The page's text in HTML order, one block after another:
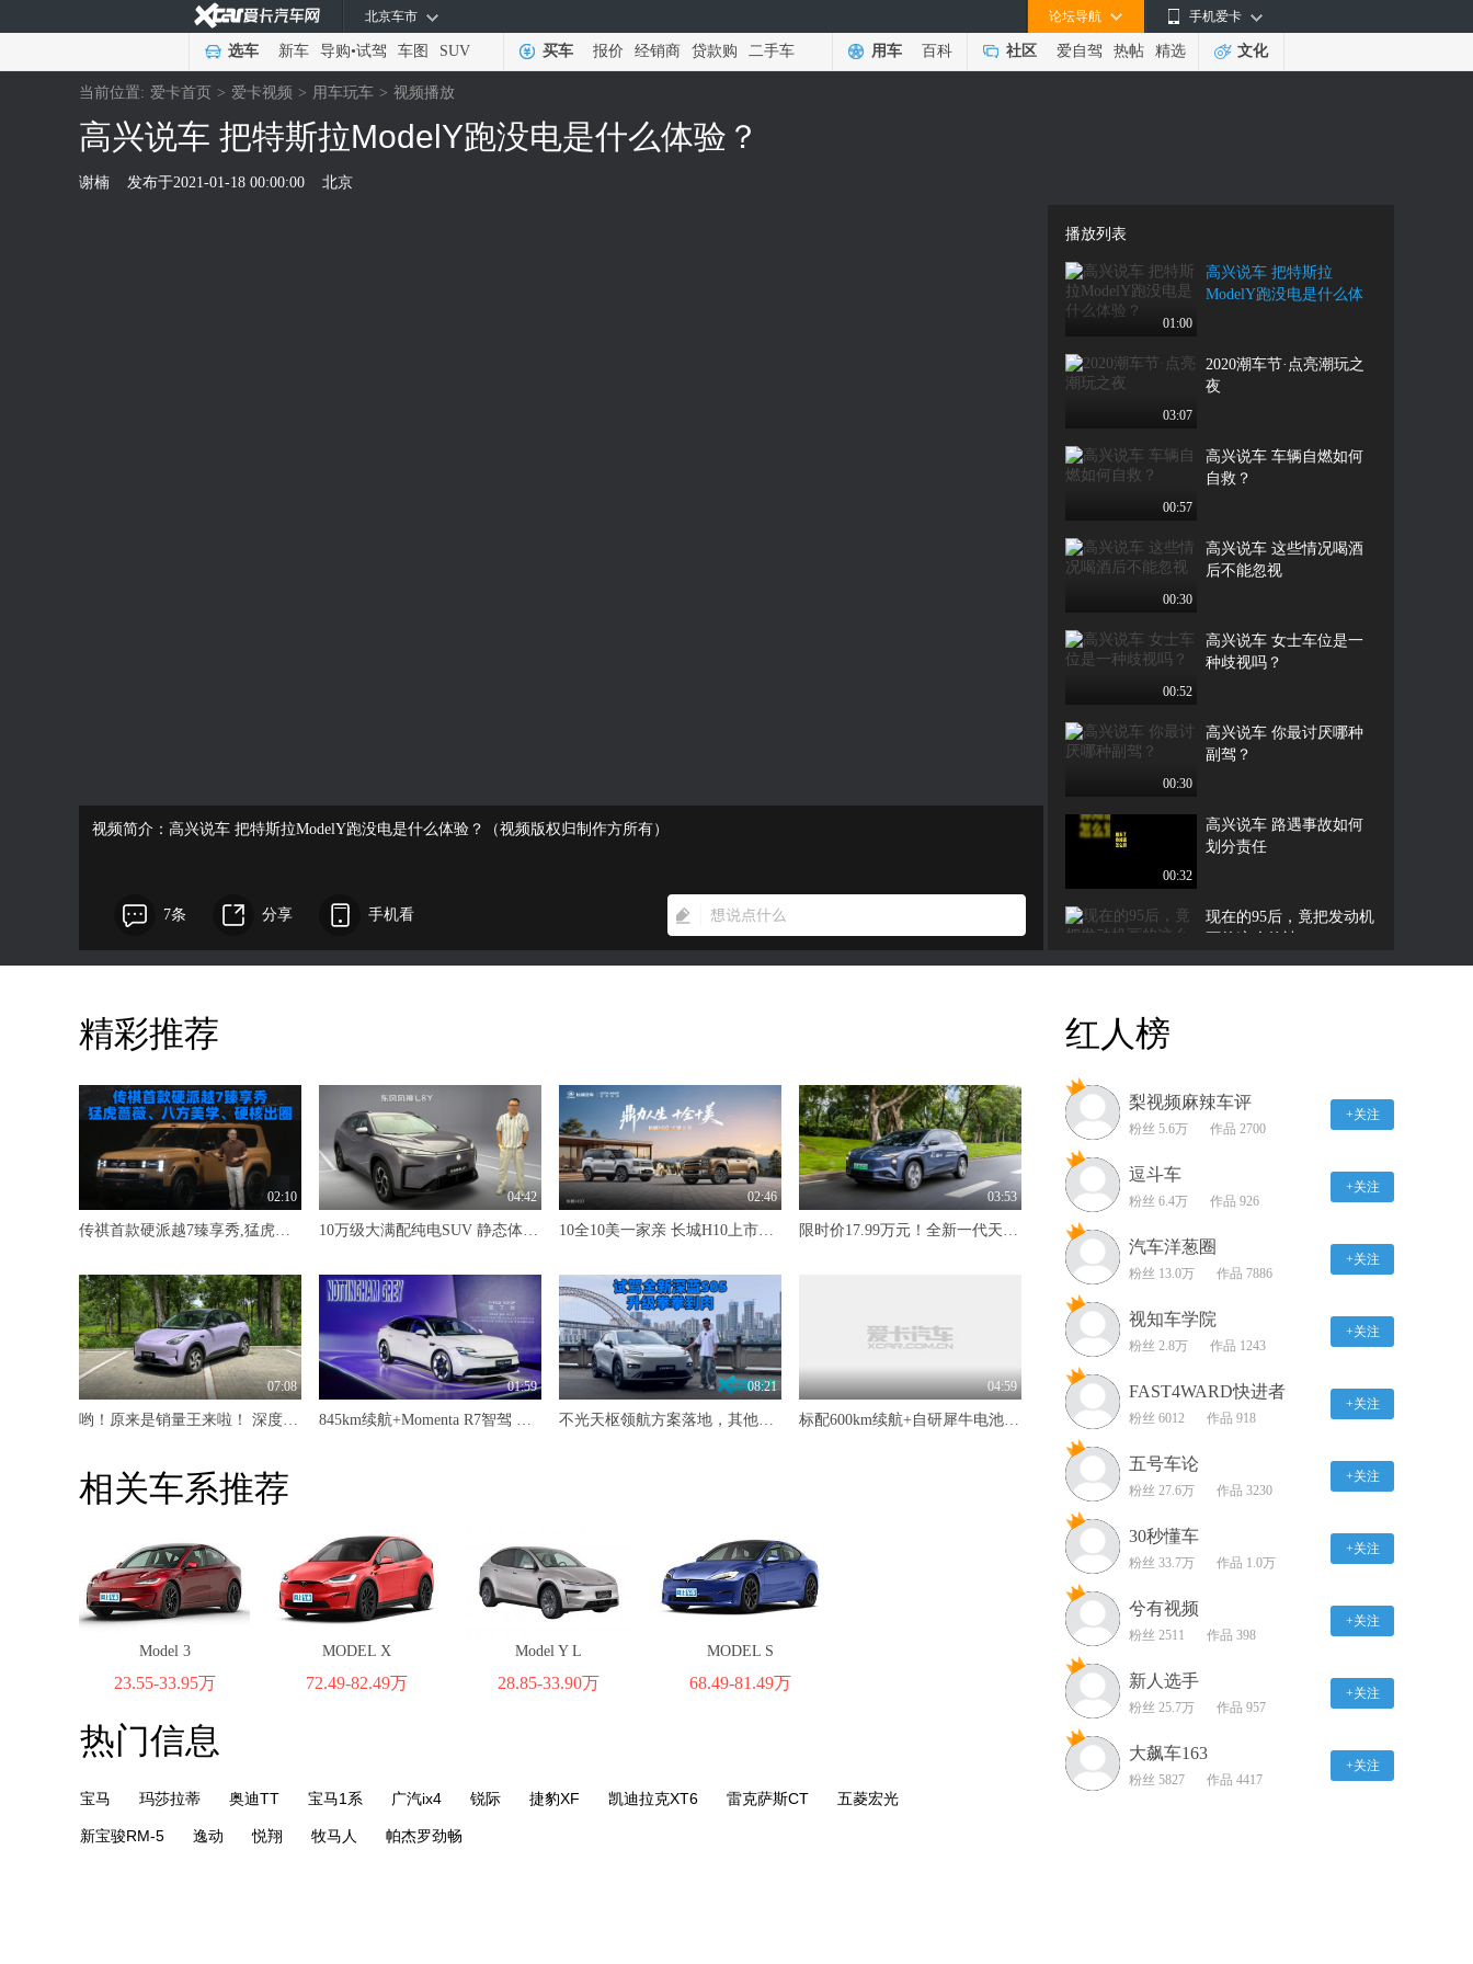
手机爱卡
论坛导航
北京车市
选车 新车 导购•试驾 车图 SUV 买车 报价 经销商 贷款购 二手车 用车 百科 社区 爱自驾 热帖 精选 文化
当前位置: 爱卡首页 > 爱卡视频 > 用车玩车 > 视频播放
高兴说车 把特斯拉ModelY跑没电是什么体验？
谢楠 发布于2021-01-18 00:00:00 北京
播放列表
01:00
高兴说车 把特斯拉
ModelY跑没电是什么体
03:07
2020潮车节·点亮潮玩之
夜
00:57
高兴说车 车辆自燃如何
自救？
00:30
高兴说车 这些情况喝酒
后不能忽视
00:52
高兴说车 女士车位是一
种歧视吗？
00:30
高兴说车 你最讨厌哪种
副驾？
00:32
高兴说车 路遇事故如何
划分责任
01:25
现在的95后，竟把发动机
高兴说车 十几万的国产
车行不行？
00:46
高兴说车 100万的玛莎拉
高兴说车 假如末日来临
你会考虑它吗
DBX能撩小姐姐吗？
高兴说车 进口奔驰的自
动泊车居然还不如…？
00:30
高兴说车 300万的DBX自
00:47
高兴说车 美女用挖掘机
视频简介：高兴说车 把特斯拉ModelY跑没电是什么体验？（视频版权归制作方所有）
7条 分享 手机看
精彩推荐
02:10
传祺首款硬派越7臻享秀,猛虎蔷薇、八方美学、硬核出圈
04:42
10万级大满配纯电SUV 静态体验东风风神L8Y
02:46
10全10美一家亲 长城H10上市限时20.18万元起
03:53
限时价17.99万元！全新一代天工08 670 Max重磅上市，限时六重大礼
07:08
哟！原来是销量王来啦！ 深度试驾吉利星愿
01:59
845km续航+Momenta R7智驾 MG07预售12.59万-16.59万
08:21
不光天枢领航方案落地，其他升级也是拳拳到肉 试驾全新深蓝S05
04:59
标配600km续航+自研犀牛电池 抢先体验奇瑞风云T7
相关车系推荐
Model 3
23.55-33.95万
MODEL X
72.49-82.49万
Model Y L
28.85-33.90万
MODEL S
68.49-81.49万
热门信息
宝马 玛莎拉蒂 奥迪TT 宝马1系 广汽ix4 锐际 捷豹XF 凯迪拉克XT6 雷克萨斯CT 五菱宏光
新宝骏RM-5 逸动 悦翔 牧马人 帕杰罗劲畅
红人榜
梨视频麻辣车评
粉丝 5.6万 作品 2700
+关注
逗斗车
粉丝 6.4万 作品 926
+关注
汽车洋葱圈
粉丝 13.0万 作品 7886
+关注
视知车学院
粉丝 2.8万 作品 1243
+关注
FAST4WARD快进者
粉丝 6012 作品 918
+关注
五号车论
粉丝 27.6万 作品 3230
+关注
30秒懂车
粉丝 33.7万 作品 1.0万
+关注
兮有视频
粉丝 2511 作品 398
+关注
新人选手
粉丝 25.7万 作品 957
+关注
大飙车163
粉丝 5827 作品 4417
+关注